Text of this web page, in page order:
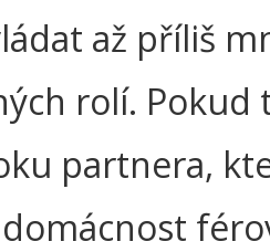
až příliš
rolí. Pokud
partnera,